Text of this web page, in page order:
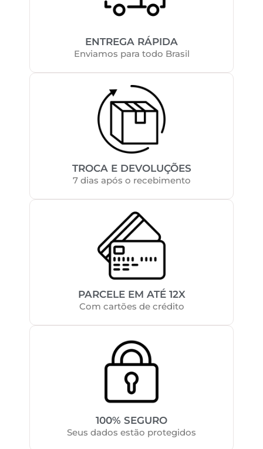
ENTREGA RÁPIDA
Enviamos para todo Brasil
TROCA E DEVOLUÇÕES
7 dias após o recebimento
PARCELE EM ATÉ 12X
Com cartões de crédito
100% SEGURO
Seus dados estão protegidos